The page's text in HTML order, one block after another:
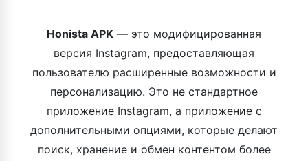
Honista APK — это модифицированная
версия Instagram, предоставляющая
пользователю расширенные возможности и
персонализацию. Это не стандартное
приложение Instagram, а приложение с
дополнительными опциями, которые делают
поиск, хранение и обмен контентом более